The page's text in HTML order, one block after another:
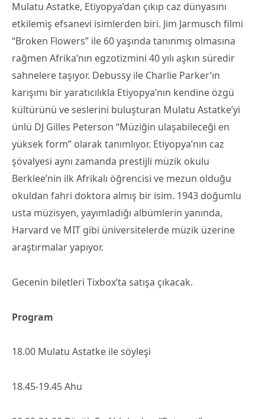
Mulatu Astatke, Etiyopya’dan çıkıp caz dünyasını
etkilemiş efsanevi isimlerden biri. Jim Jarmusch filmi
“Broken Flowers” ile 60 yaşında tanınmış olmasına
rağmen Afrika’nın egzotizmini 40 yılı aşkın süredir
sahnelere taşıyor. Debussy ile Charlie Parker’ın
karışımı bir yaratıcılıkla Etiyopya’nın kendine özgü
kültürünü ve seslerini buluşturan Mulatu Astatke’yi
ünlü DJ Gilles Peterson “Müziğin ulaşabileceği en
yüksek form” olarak tanımlıyor. Etiyopya’nın caz
şövalyesi aynı zamanda prestijli müzik okulu
Berklee’nin ilk Afrikalı öğrencisi ve mezun olduğu
okuldan fahri doktora almış bir isim. 1943 doğumlu
usta müzisyen, yayımladığı albümlerin yanında,
Harvard ve MIT gibi üniversitelerde müzik üzerine
araştırmalar yapıyor.
Gecenin biletleri Tixbox’ta satışa çıkacak.
Program
18.00 Mulatu Astatke ile söyleşi
18.45-19.45 Ahu